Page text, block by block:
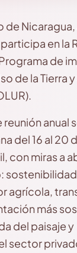
de Nicaragua,
en la
de
de la Tierra
anual
del 16 al 20
con miras a
agrícola,
más
del paisaje y
sector